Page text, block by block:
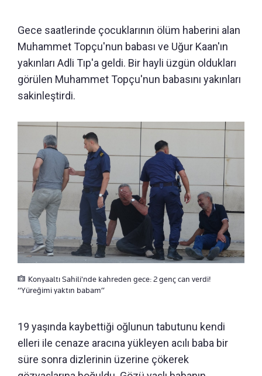
Gece saatlerinde çocuklarının ölüm haberini alan
Muhammet Topçu'nun babası ve Uğur Kaan'ın
yakınları Adli Tıp'a geldi. Bir hayli üzgün oldukları
görülen Muhammet Topçu'nun babasını yakınları
sakinleştirdi.
Konyaaltı Sahili'nde kahreden gece: 2 genç can verdi!
“Yüreğimi yaktın babam”
19 yaşında kaybettiği oğlunun tabutunu kendi
elleri ile cenaze aracına yükleyen acılı baba bir
süre sonra dizlerinin üzerine çökerek